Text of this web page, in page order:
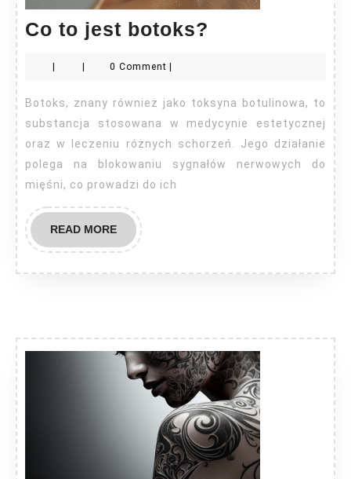
Co to jest botoks?
botoks?
| | 0 Comment |
Botoks, znany również jako toksyna botulinowa, to
substancja stosowana w medycynie estetycznej
oraz w leczeniu różnych schorzeń. Jego działanie
polega na blokowaniu sygnałów nerwowych do
mięśni, co prowadzi do ich
READ MOREREAD
MORE